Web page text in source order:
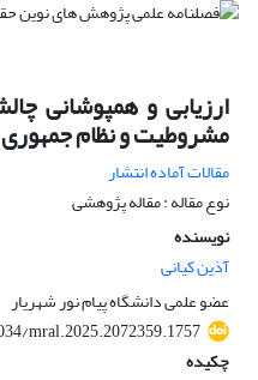
ارزیابی و همپوشانی
مشروطیت و نظام جمهوری
مقالات آماده انتشار
نوع مقاله : مقاله پژوهشی
نویسنده
آذین کیانی
عضو علمی دانشگاه پیام نور شهریار
mral.2025.2072359.1757
چکیده